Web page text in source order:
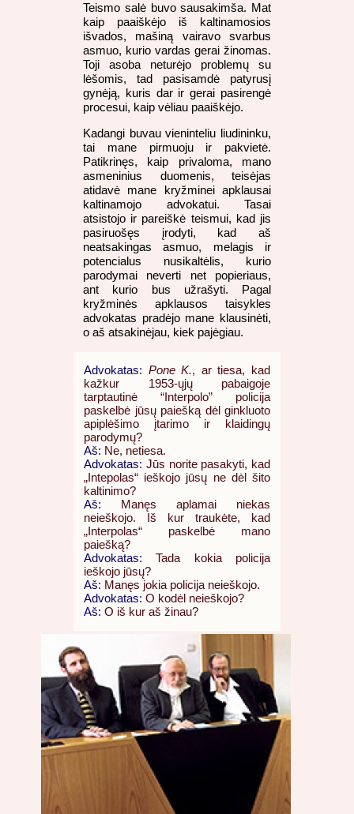
Teismo salė buvo sausakimša. Mat
kaip paaiškėjo iš kaltinamosios
išvados, mašiną vairavo svarbus
asmuo, kurio vardas gerai žinomas.
Toji asoba neturėjo problemų su
lėšomis, tad pasisamdė patyrusį
gynėją, kuris dar ir gerai pasirengė
procesui, kaip vėliau paaiškėjo.
Kadangi buvau vieninteliu liudininku,
tai mane pirmuoju ir pakvietė.
Patikrinęs, kaip privaloma, mano
asmeninius duomenis, teisėjas
atidavė mane kryžminei apklausai
kaltinamojo advokatui. Tasai
atsistojo ir pareiškė teismui, kad jis
pasiruošęs įrodyti, kad aš
neatsakingas asmuo, melagis ir
potencialus nusikaltėlis, kurio
parodymai neverti net popieriaus,
ant kurio bus užrašyti. Pagal
kryžminės apklausos taisykles
advokatas pradėjo mane klausinėti,
o aš atsakinėjau, kiek pajėgiau.
Advokatas: Pone K., ar tiesa, kad
kažkur 1953-ųjų pabaigoje
tarptautinė “Interpolo” policija
paskelbė jūsų paiešką dėl ginkluoto
apiplėšimo įtarimo ir klaidingų
parodymų?
Aš: Ne, netiesa.
Advokatas: Jūs norite pasakyti, kad
„Intepolas“ ieškojo jūsų ne dėl šito
kaltinimo?
Aš: Manęs aplamai niekas
neieškojo. Iš kur traukėte, kad
„Interpolas“ paskelbė mano
paiešką?
Advokatas: Tada kokia policija
ieškojo jūsų?
Aš: Manęs jokia policija neieškojo.
Advokatas: O kodėl neieškojo?
Aš: O iš kur aš žinau?